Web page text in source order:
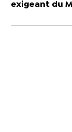
exigeant du